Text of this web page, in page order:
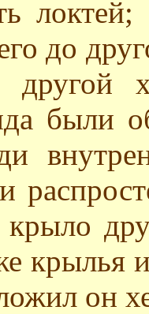
до
были
крылья
он